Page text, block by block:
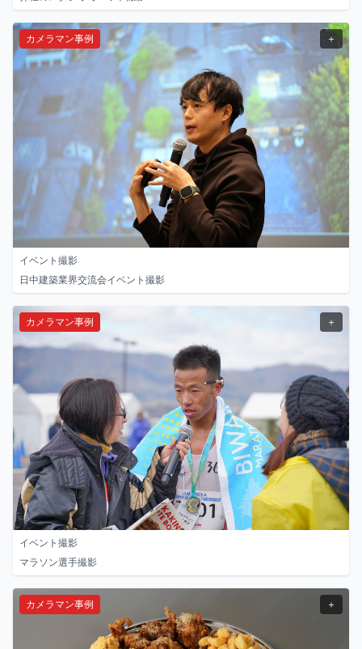
カメラマン事例 ＋
イベント撮影
日中建築業界交流会イベント撮影
カメラマン事例 ＋
イベント撮影
マラソン選手撮影
カメラマン事例 ＋